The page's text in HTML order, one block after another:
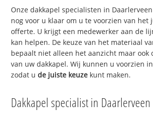
Onze dakkapel specialisten in
nog voor u klaar om u te voorzien van het
offerte. U krijgt een medewerker aan de
kan helpen. De keuze van het materiaal
bepaalt niet alleen het aanzicht maar ook
van uw dakkapel. Wij kunnen u voorzien
zodat ude juiste keuze kunt maken.
Dakkapel specialist in Daarlerveen